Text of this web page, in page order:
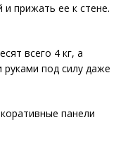
и прижать ее к стене.
всего 4 кг, а
под силу даже
панели